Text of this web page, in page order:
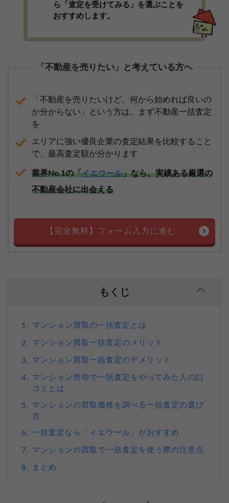
ら「査定を受けてみる」を選ぶことを
おすすめします。
「不動産を売りたい」と考えている方へ
「不動産を売りたいけど、何から始めれば良いの
か分からない」という方は、まず不動産一括査定
を
エリアに強い優良企業の査定結果を比較すること
で、最高査定額が分かります
業界No.1の「イエウール」なら、実績ある厳選の
不動産会社に出会える
【完全無料】フォーム入力に進む
もくじ
1. マンション買取の一括査定とは
2. マンション買取一括査定のメリット
3. マンション買取一括査定のデメリット
4. マンション売却で一括査定をやってみた人の口
コミとは
5. マンションの買取価格を調べる一括査定の選び
方
6. 一括査定なら「イエウール」がおすすめ
7. マンションの買取で一括査定を使う際の注意点
8. まとめ